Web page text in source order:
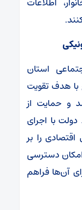
استان
با هدف تقویت
و حمایت از
با اجرای
را بر
دسترسی
آن‌ها فراهم